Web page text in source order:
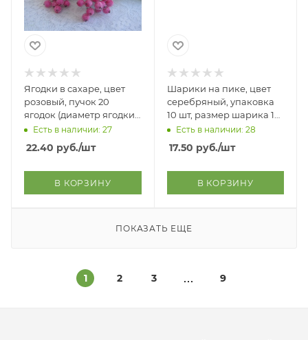
Ягодки в сахаре, цвет
розовый, пучок 20
ягодок (диаметр ягодки
13 мм
Есть в наличии: 27
22.40 руб./шт
В КОРЗИНУ
Шарики на пике, цвет
серебряный, упаковка
10 шт, размер шарика 12
ммЕсть в наличии: 28
17.50 руб./шт
В КОРЗИНУ
ПОКАЗАТЬ ЕЩЕ
1 2 3 9